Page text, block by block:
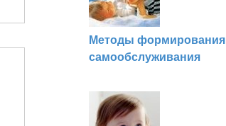
Методы
самообслуживания